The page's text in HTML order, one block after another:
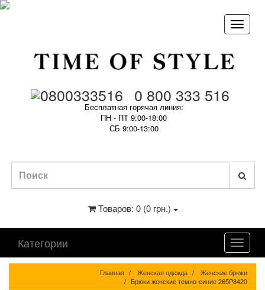
0 800 333 516
Бесплатная горячая линия:
ПН - ПТ 9:00-18:00
СБ 9:00-13:00
Товаров: 0 (0 грн.)
Категории
Главная Женская одежда
Женские брюки
Брюки женские темно-синие 265P8420